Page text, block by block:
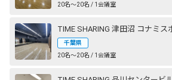
20名〜20名 / 1会議室
千葉県
20名〜20名 / 1会議室